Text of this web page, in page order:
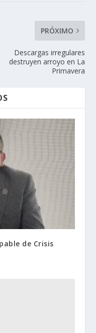
PRÓXIMO
Descargas irregulares
destruyen arroyo en La
Primavera
de Crisis